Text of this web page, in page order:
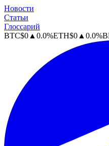
Новости
Статьи
Глоссарий
BTC$0 ▲ 0.0%ETH$0 ▲ 0.0%